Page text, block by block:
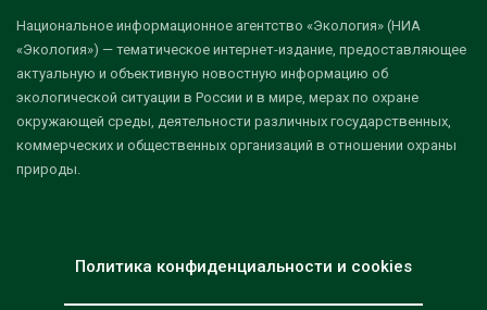
Национальное информационное агентство «Экология» (НИА
«Экология») — тематическое интернет-издание, предоставляющее
актуальную и объективную новостную информацию об
экологической ситуации в России и в мире, мерах по охране
окружающей среды, деятельности различных государственных,
коммерческих и общественных организаций в отношении охраны
природы.
Политика конфиденциальности и cookies